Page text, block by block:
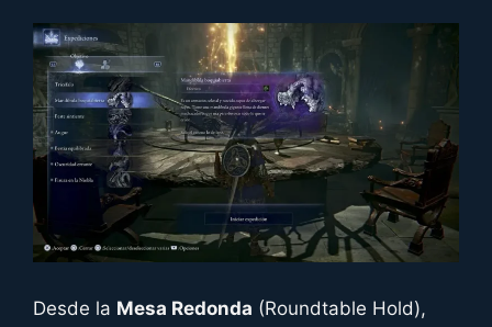
Desde la Mesa Redonda (Roundtable Hold),